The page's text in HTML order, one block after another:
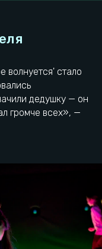
волнуется' стало
дедушку — он
громче всех», —